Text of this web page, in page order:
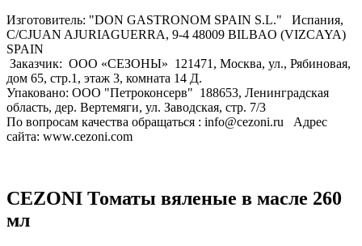
Изготовитель: "DON GASTRONOM SPAIN S.L." Испания,
C/CJUAN AJURIAGUERRA, 9-4 48009 BILBAO (VIZCAYA)
SPAIN
Заказчик: ООО «СЕЗОНЫ» 121471, Москва, ул., Рябиновая,
дом 65, стр.1, этаж 3, комната 14 Д.
Упаковано: ООО "Петроконсерв" 188653, Ленинградская
область, дер. Вертемяги, ул. Заводская, стр. 7/3
По вопросам качества обращаться : info@cezoni.ru Адрес
сайта: www.cezoni.com
CEZONI Томаты вяленые в масле 260
мл